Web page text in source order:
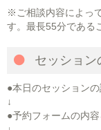
※ご相談内容によっ
す。最長55分である
セッション
●本日のセッションの
↓
●予約フォームの内